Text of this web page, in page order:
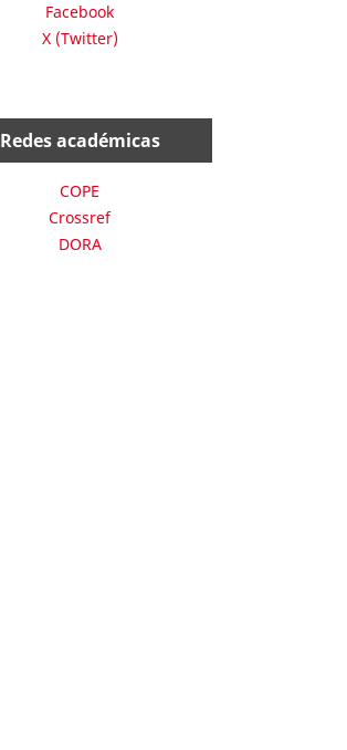
Facebook
X (Twitter)
Redes académicas
COPE
Crossref
DORA